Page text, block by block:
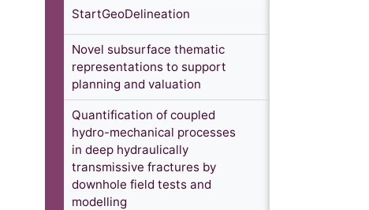
StartGeoDelineation
Novel subsurface thematic
representations to support
planning and valuation
Quantification of coupled
hydro-mechanical processes
in deep hydraulically
transmissive fractures by
downhole field tests and
modelling